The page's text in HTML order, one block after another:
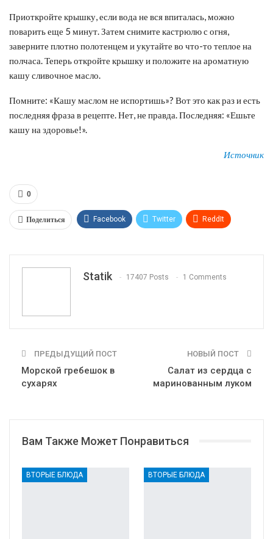
Приоткройте крышку, если вода не вся впиталась, можно
поварить еще 5 минут. Затем снимите кастрюлю с огня,
заверните плотно полотенцем и укутайте во что-то теплое на
полчаса. Теперь откройте крышку и положите на ароматную
кашу сливочное масло.
Помните: «Кашу маслом не испортишь»? Вот это как раз и есть
последняя фраза в рецепте. Нет, не правда. Последняя: «Ешьте
кашу на здоровье!».
Источник
0
Поделиться Facebook Twitter ReddIt
Statik 17407 Posts 1 Comments
ПРЕДЫДУЩИЙ ПОСТ
Морской гребешок в
сухарях
НОВЫЙ ПОСТ
Салат из сердца с
маринованным луком
Вам Также Может Понравиться
ВТОРЫЕ БЛЮДА ВТОРЫЕ БЛЮДА